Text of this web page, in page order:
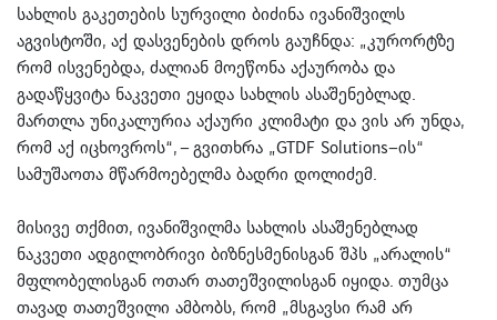
სახლის გაკეთების სურვილი ბიძინა ივანიშვილს
აგვისტოში, აქ დასვენების დროს გაუჩნდა: „კურორტზე
რომ ისვენებდა, ძალიან მოეწონა აქაურობა და
გადაწყვიტა ნაკვეთი ეყიდა სახლის ასაშენებლად.
მართლა უნიკალურია აქაური კლიმატი და ვის არ უნდა,
რომ აქ იცხოვროს“, – გვითხრა „GTDF Solutions–ის“
სამუშაოთა მწარმოებელმა ბადრი დოლიძემ.
მისივე თქმით, ივანიშვილმა სახლის ასაშენებლად
ნაკვეთი ადგილობრივი ბიზნესმენისგან შპს „არალის“
მფლობელისგან ოთარ თათეშვილისგან იყიდა. თუმცა
თავად თათეშვილი ამბობს, რომ „მსგავსი რამ არ